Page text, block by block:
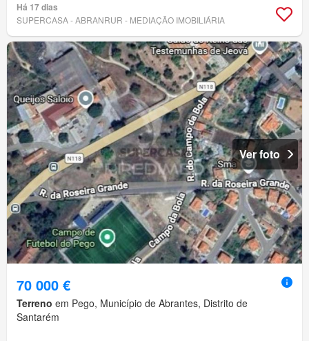
Há 17 dias
SUPERCASA - ABRANRUR - MEDIAÇÃO IMOBILIÁRIA
Ver foto
70 000 €
Terreno em Pego, Município de Abrantes, Distrito de
Santarém